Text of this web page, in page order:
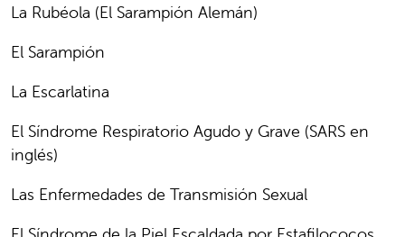
La Rubéola (El Sarampión Alemán)
El Sarampión
La Escarlatina
El Síndrome Respiratorio Agudo y Grave (SARS en
inglés)
Las Enfermedades de Transmisión Sexual